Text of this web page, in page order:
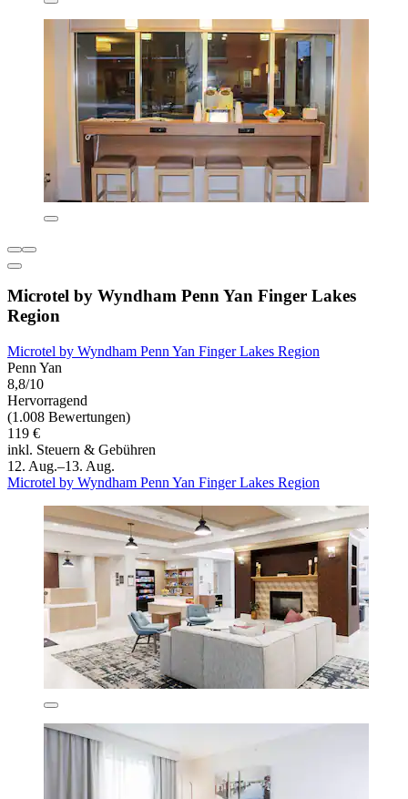
Microtel by Wyndham Penn Yan Finger Lakes
Region
Microtel by Wyndham Penn Yan Finger Lakes Region
Penn Yan
8,8/10
Hervorragend
(1.008 Bewertungen)
119 €
inkl. Steuern & Gebühren
12. Aug.–13. Aug.
Microtel by Wyndham Penn Yan Finger Lakes Region